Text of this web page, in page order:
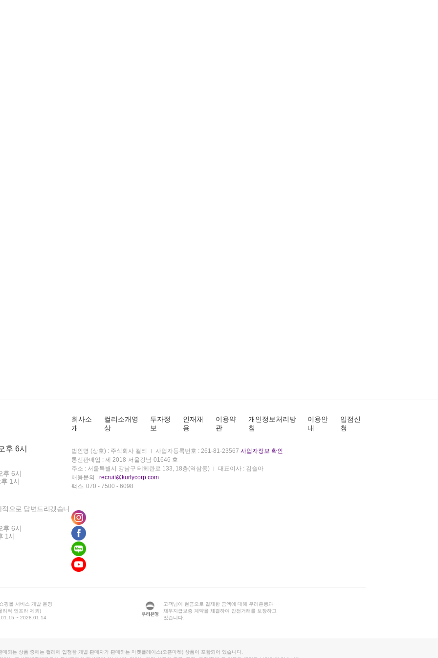
후 6시
후 6시
1시
으로 답변드리겠습니
후 6시
1시
회사소
개
컬리소개영
상
투자정
보
인재채
용
이용약
관
개인정보처리방
침
이용안
내
입점신
청
법인명 (상호) : 주식회사 컬리 사업자등록번호 : 261-81-23567 사업자정보 확인
통신판매업 : 제 2018-서울강남-01646 호
주소 : 서울특별시 강남구 테헤란로 133, 18층(역삼동)
대표이사 : 김슬아
채용문의 : recruit@kurlycorp.com
팩스: 070 - 7500 - 6098
핑몰 서비스 개발·운영
리적 인프라 제외)
~ 2028.01.14
고객님이 현금으로 결제한 금액에 대해 우리은행과
채무지급보증 계약을 체결하여 안전거래를 보장하고
있습니다.
매되는 상품 중에는 컬리에 입점한 개별 판매자가 판매하는 마켓플레이스(오픈마켓) 상품이 포함되어 있습니다.